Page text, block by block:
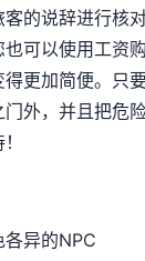
的说辞进行核
可以使用工资
更加简便。只
外，并且把危
各异的NPC